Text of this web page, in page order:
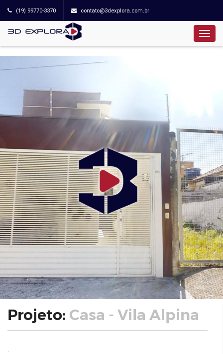
(19) 99770-3370 contato@3dexplora.com.br
Projeto: Casa - Vila Alpina